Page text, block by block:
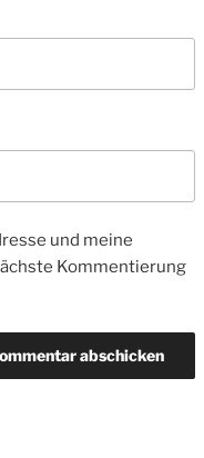
und meine
Kommentierung